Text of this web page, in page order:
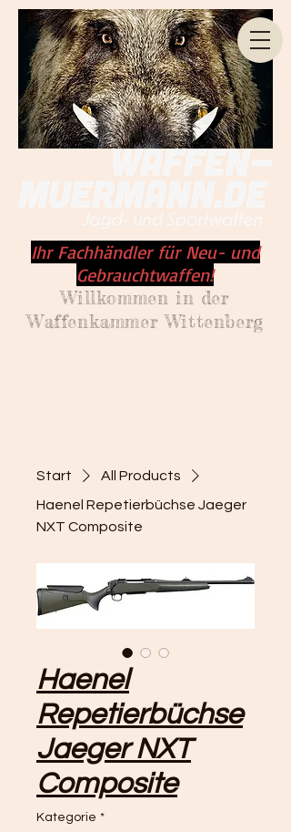
Ihr Fachhändler für Neu- und
Gebrauchtwaffen!
Willkommen in der
Waffenkammer Wittenberg
Start
All Products
Haenel Repetierbüchse Jaeger
NXT Composite
Haenel
Repetierbüchse
Jaeger NXT
Composite
Kategorie *